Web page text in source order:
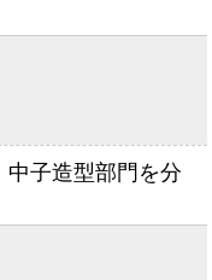
中子造型部門を分